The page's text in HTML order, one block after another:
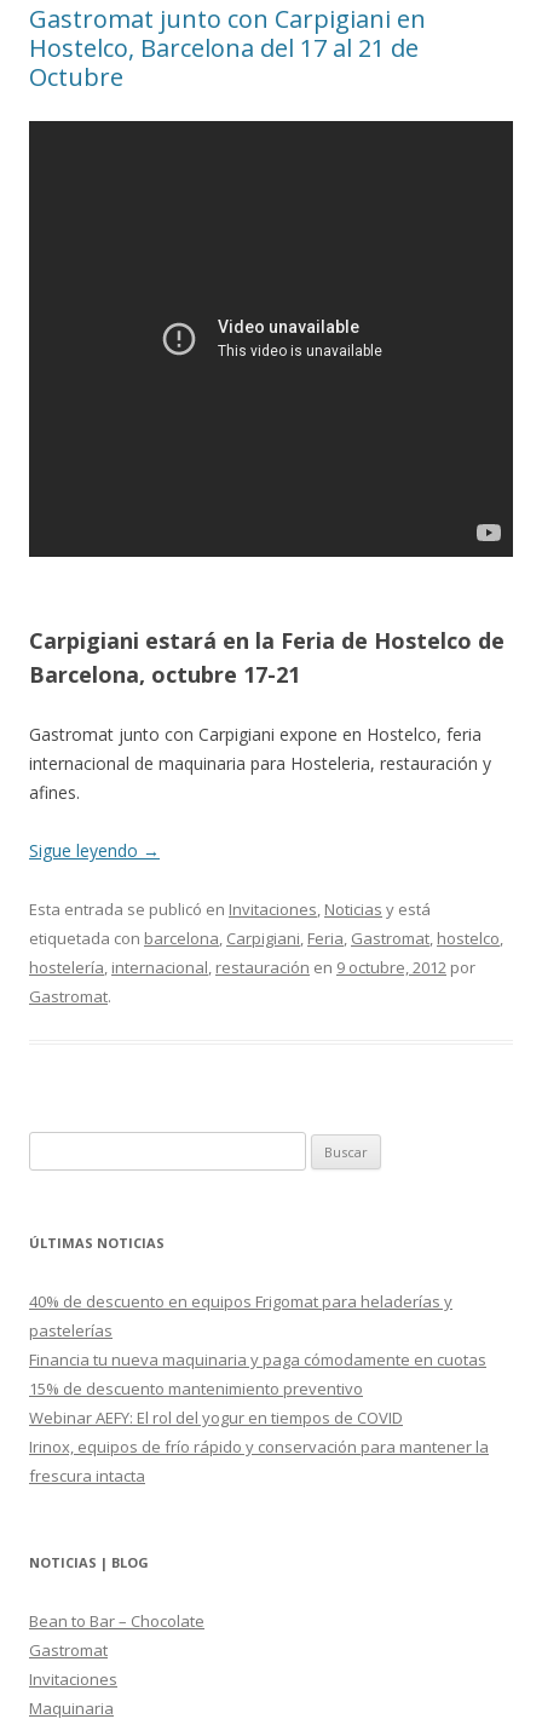
Gastromat junto con Carpigiani en
Hostelco, Barcelona del 17 al 21 de
Octubre
Carpigiani estará en la Feria de Hostelco de
Barcelona, octubre 17-21
Gastromat junto con Carpigiani expone en Hostelco, feria
internacional de maquinaria para Hosteleria, restauración y
afines.
Sigue leyendo →
Esta entrada se publicó en Invitaciones, Noticias y está
etiquetada con barcelona, Carpigiani, Feria, Gastromat, hostelco,
hostelería, internacional, restauración en 9 octubre, 2012 por
Gastromat.
u
c
r
ÚLTIMAS NOTICIAS
40% de descuento en equipos Frigomat para heladerías y
pastelerías
Financia tu nueva maquinaria y paga cómodamente en cuotas
15% de descuento mantenimiento preventivo
Webinar AEFY: El rol del yogur en tiempos de COVID
Irinox, equipos de frío rápido y conservación para mantener la
frescura intacta
NOTICIAS | BLOG
Bean to Bar – Chocolate
Gastromat
Invitaciones
Maquinaria